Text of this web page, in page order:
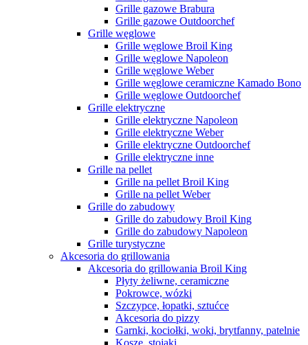
Grille gazowe Brabura
Grille gazowe Outdoorchef
Grille węglowe
Grille węglowe Broil King
Grille węglowe Napoleon
Grille węglowe Weber
Grille węglowe ceramiczne Kamado Bono
Grille węglowe Outdoorchef
Grille elektryczne
Grille elektryczne Napoleon
Grille elektryczne Weber
Grille elektryczne Outdoorchef
Grille elektryczne inne
Grille na pellet
Grille na pellet Broil King
Grille na pellet Weber
Grille do zabudowy
Grille do zabudowy Broil King
Grille do zabudowy Napoleon
Grille turystyczne
Akcesoria do grillowania
Akcesoria do grillowania Broil King
Płyty żeliwne, ceramiczne
Pokrowce, wózki
Szczypce, łopatki, sztućce
Akcesoria do pizzy
Garnki, kociołki, woki, brytfanny, patelnie
Kosze, stojaki